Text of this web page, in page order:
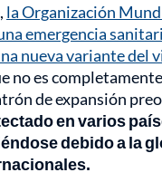
la Organización
emergencia
nueva variante del
no es
de expansión
en varios
debido a la